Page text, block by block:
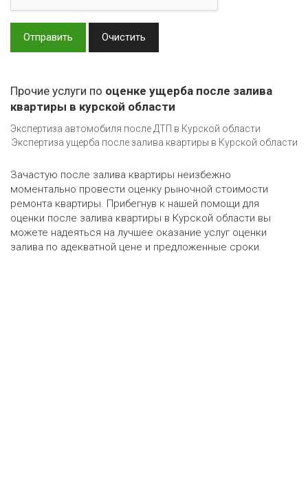
Отправить Очистить
Прочие услуги по оценке ущерба после залива
квартиры в курской области
Экспертиза автомобиля после ДТП в Курской области
Экспертиза ущерба после залива квартиры в Курской области
Зачастую после залива квартиры неизбежно
моментально провести оценку рыночной стоимости
ремонта квартиры. Прибегнув к нашей помощи для
оценки после залива квартиры в Курской области вы
можете надеяться на лучшее оказание услуг оценки
залива по адекватной цене и предложенные сроки.